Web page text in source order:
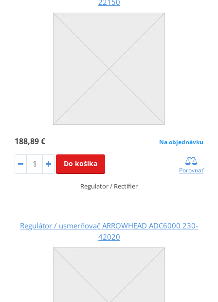
22150
188,89 € Na objednávku
Do košíka
Porovnať
Regulator / Rectifier
Regulátor / usmerňovač ARROWHEAD ADC6000 230-
42020